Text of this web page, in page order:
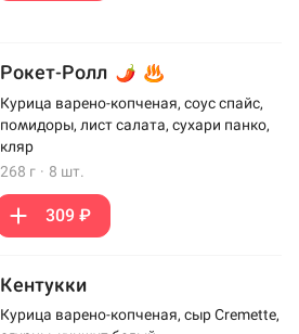
Рокет-Ролл
Курица варено-копченая, соус спайс,
помидоры, лист салата, сухари панко,
кляр
268 г · 8 шт.
309 ₽
Кентукки
Курица варено-копченая, сыр Cremette,